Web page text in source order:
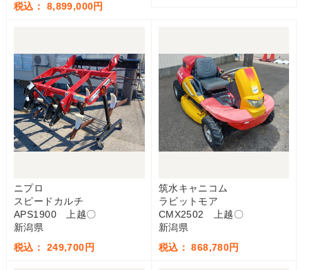
税込： 8,899,000円
ニプロ
スピードカルチ
APS1900 上越〇
新潟県
税込： 249,700円
筑水キャニコム
ラビットモア
CMX2502 上越〇
新潟県
税込： 868,780円